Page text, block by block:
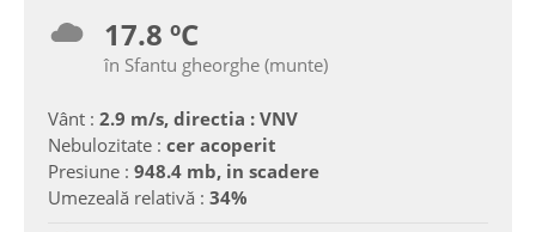
17.8 ºC
în Sfantu gheorghe (munte)
Vânt : 2.9 m/s, directia : VNV
Nebulozitate : cer acoperit
Presiune : 948.4 mb, in scadere
Umezeală relativă : 34%